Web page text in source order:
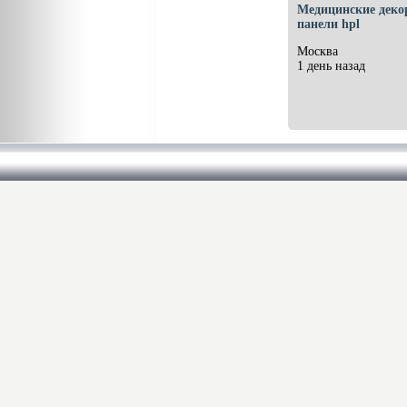
Медицинские
панели hpl
Москва
1 день назад